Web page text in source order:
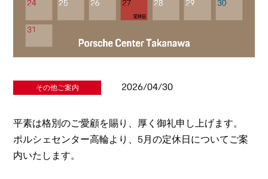
その他ご案内 2026/04/30
平素は格別のご愛顧を賜り、厚く御礼申し上げます。
ポルシェセンター高輪より、5月の定休日についてご案
内いたします。